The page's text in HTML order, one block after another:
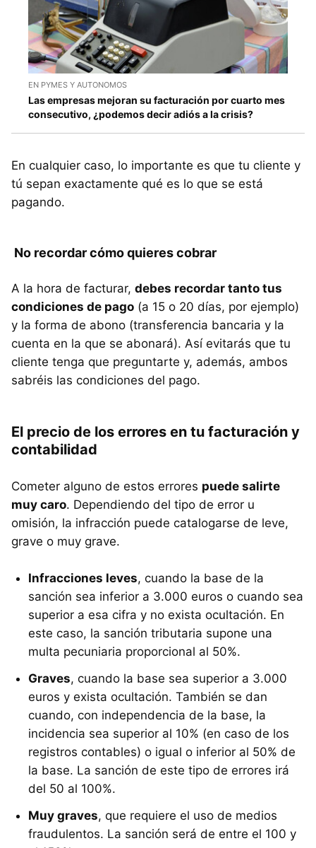
EN PYMES Y AUTONOMOS
Las empresas mejoran su facturación por cuarto mes
consecutivo, ¿podemos decir adiós a la crisis?
En cualquier caso, lo importante es que tu cliente y
tú sepan exactamente qué es lo que se está
pagando.
No recordar cómo quieres cobrar
A la hora de facturar, debes recordar tanto tus
condiciones de pago (a 15 o 20 días, por ejemplo)
y la forma de abono (transferencia bancaria y la
cuenta en la que se abonará). Así evitarás que tu
cliente tenga que preguntarte y, además, ambos
sabréis las condiciones del pago.
El precio de los errores en tu facturación y
contabilidad
Cometer alguno de estos errores puede salirte
muy caro. Dependiendo del tipo de error u
omisión, la infracción puede catalogarse de leve,
grave o muy grave.
Infracciones leves, cuando la base de la
sanción sea inferior a 3.000 euros o cuando sea
superior a esa cifra y no exista ocultación. En
este caso, la sanción tributaria supone una
multa pecuniaria proporcional al 50%.
Graves, cuando la base sea superior a 3.000
euros y exista ocultación. También se dan
cuando, con independencia de la base, la
incidencia sea superior al 10% (en caso de los
registros contables) o igual o inferior al 50% de
la base. La sanción de este tipo de errores irá
del 50 al 100%.
Muy graves, que requiere el uso de medios
fraudulentos. La sanción será de entre el 100 y